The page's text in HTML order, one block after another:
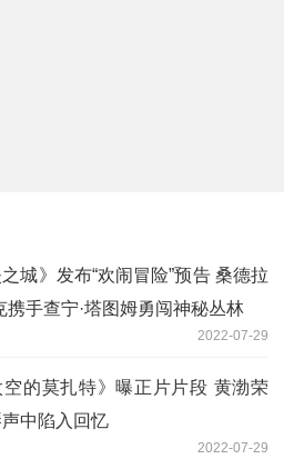
之城》发布“欢闹冒险”预告 桑德拉
携手查宁·塔图姆勇闯神秘丛林
2022-07-29
空的莫扎特》曝正片片段 黄渤荣
中陷入回忆
2022-07-29